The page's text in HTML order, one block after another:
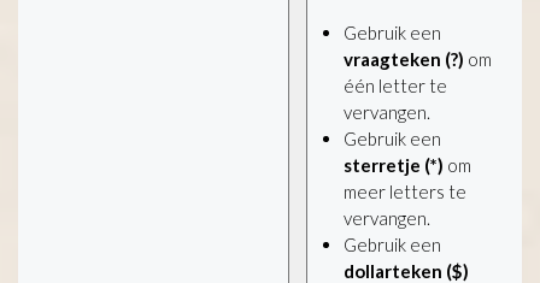
Gebruik een
vraagteken (?) om
één letter te
vervangen.
Gebruik een
sterretje (*) om
meer letters te
vervangen.
Gebruik een
dollarteken ($)